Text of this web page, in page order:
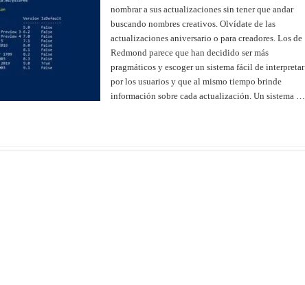
nombrar a sus actualizaciones sin tener que andar
buscando nombres creativos. Olvídate de las
actualizaciones aniversario o para creadores. Los de
Redmond parece que han decidido ser más
pragmáticos y escoger un sistema fácil de interpretar
por los usuarios y que al mismo tiempo brinde
información sobre cada actualización. Un sistema …